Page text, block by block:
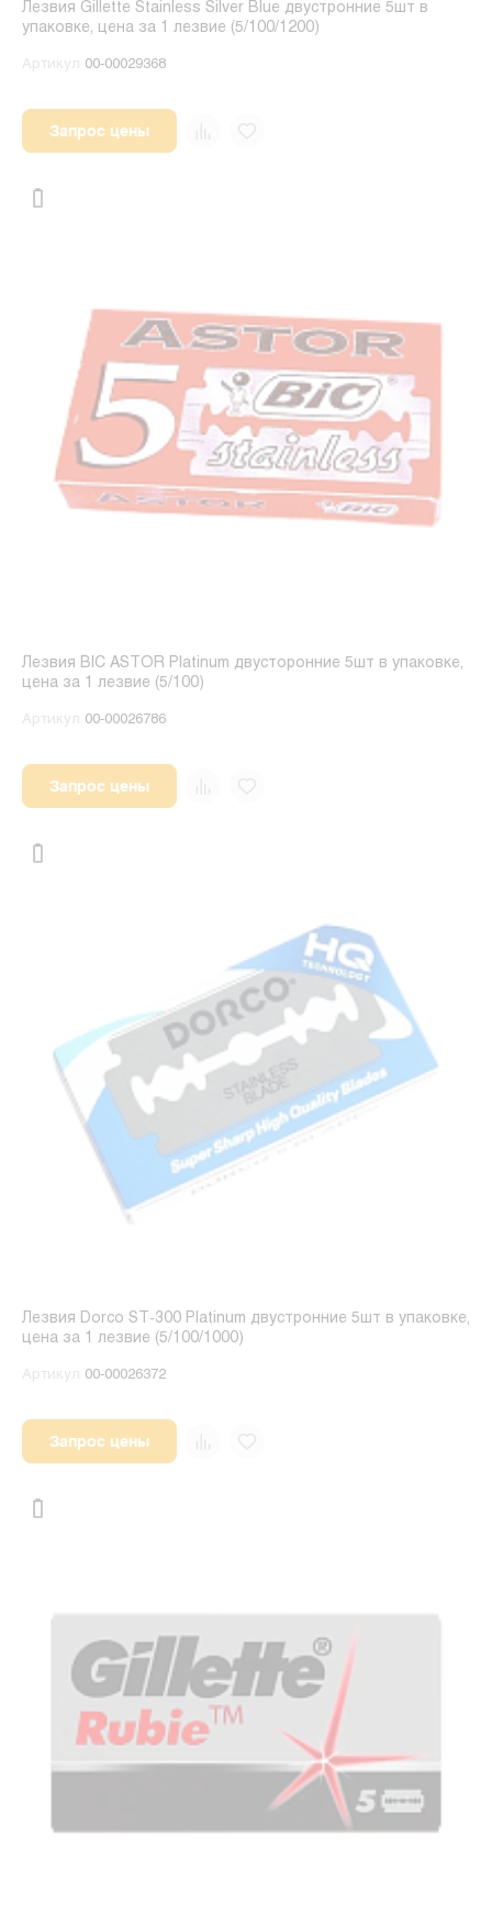
Лезвия Gillette Stainless Silver Blue двустронние 5шт в
упаковке, цена за 1 лезвие (5/100/1200)
Артикул 00-00029368
Запрос цены
Лезвия BIC ASTOR Platinum двусторонние 5шт в упаковке,
цена за 1 лезвие (5/100)
Артикул 00-00026786
Запрос цены
Лезвия Dorco ST-300 Platinum двустронние 5шт в упаковке,
цена за 1 лезвие (5/100/1000)
Артикул 00-00026372
Запрос цены